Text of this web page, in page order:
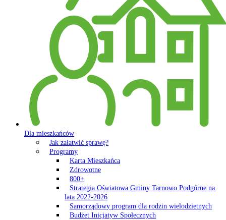
Dla mieszkańców
Jak załatwić sprawę?
Programy
Karta Mieszkańca
Zdrowotne
800+
Strategia Oświatowa Gminy Tarnowo Podgórne na
lata 2022-2026
Samorządowy program dla rodzin wielodzietnych
Budżet Inicjatyw Społecznych